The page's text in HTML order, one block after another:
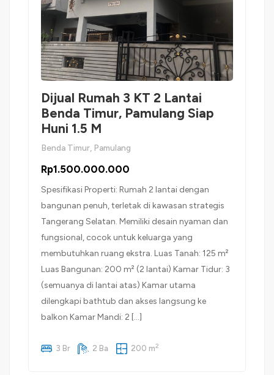
Dijual Rumah 3 KT 2 Lantai
Benda Timur, Pamulang Siap
Huni 1.5 M
Benda Timur, Pamulang
Rp1.500.000.000
Spesifikasi Properti: Rumah 2 lantai dengan
bangunan penuh, terletak di kawasan strategis
Tangerang Selatan. Memiliki desain nyaman dan
fungsional, cocok untuk keluarga yang
membutuhkan ruang ekstra. Luas Tanah: 125 m²
Luas Bangunan: 200 m² (2 lantai) Kamar Tidur: 3
(semuanya di lantai atas) Kamar utama
dilengkapi bathtub dan akses langsung ke
balkon Kamar Mandi: 2 […]
3 Br 2 Ba 200 m2